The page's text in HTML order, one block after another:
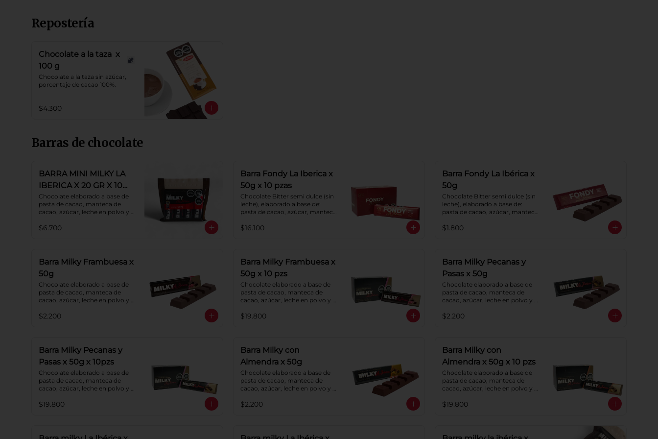
Repostería
Chocolate a la taza x
100 g
Chocolate a la taza sin azúcar,
porcentaje de cacao 100%.
$4.300
Barras de chocolate
BARRA MINI MILKY LA
IBERICA X 20 GR X 10
PZS
Chocolate elaborado a base de
pasta de cacao, manteca de
cacao, azúcar, leche en polvo y
cacao: 40%.
$6.700
Barra Fondy La Iberica x
50g x 10 pzas
Chocolate Bitter semi dulce (sin
leche), elaborado a base de:
pasta de cacao, azúcar, manteca
Porcentaje de cacao: 52%.
$16.100
Barra Fondy La Ibérica x
50g
Chocolate Bitter semi dulce (sin
leche), elaborado a base de:
pasta de cacao, azúcar, manteca
Porcentaje de cacao: 52%.
$1.800
Barra Milky Frambuesa x
50g
Chocolate elaborado a base de
pasta de cacao, manteca de
cacao, azúcar, leche en polvo y
crema de Frambuesa.
$2.200
Barra Milky Frambuesa x
50g x 10 pzs
Chocolate elaborado a base de
pasta de cacao, manteca de
cacao, azúcar, leche en polvo y
crema de Frambuesa.
$19.800
Barra Milky Pecanas y
Pasas x 50g
Chocolate elaborado a base de
pasta de cacao, manteca de
cacao, azúcar, leche en polvo y
Pecanas y Pasas. Porcentaje de
$2.200
Barra Milky Pecanas y
Pasas x 50g x 10pzs
Chocolate elaborado a base de
pasta de cacao, manteca de
cacao, azúcar, leche en polvo y
Pecanas y Pasas. Porcentaje de
$19.800
Barra Milky con
Almendra x 50g
Chocolate elaborado a base de
pasta de cacao, manteca de
cacao, azúcar, leche en polvo y
almendras. Porcentaje de cacao:
$2.200
Barra Milky con
Almendra x 50g x 10 pzs
Chocolate elaborado a base de
pasta de cacao, manteca de
cacao, azúcar, leche en polvo y
almendras. Porcentaje de cacao:
$19.800